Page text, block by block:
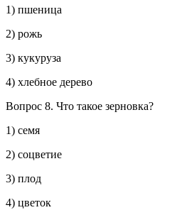
1) пшеница
2) рожь
3) кукуруза
4) хлебное дерево
Вопрос 8. Что такое зерновка?
1) семя
2) соцветие
3) плод
4) цветок